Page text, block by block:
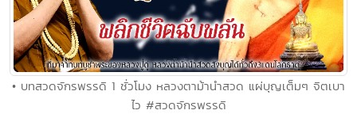
• บทสวดจักรพรรดิ 1 ชั่วโมง หลวงตาม้านำสวด แผ่บุญเต็มๆ จิตเบา
ไว #สวดจักรพรรดิ